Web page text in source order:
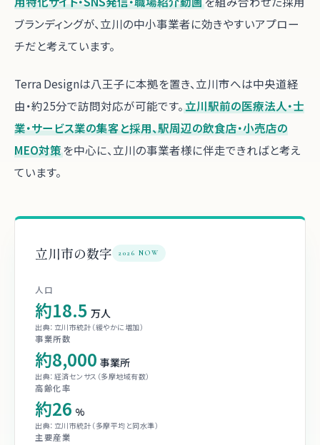
ブランディングが、立川の中小事業者に効きやすいアプロー
チだと考えています。
Terra Designは八王子に本拠を置き、立川市へは中央道経
由・約25分で訪問対応が可能です。立川駅前の医療法人・士
業・サービス業の集客と採用、駅周辺の飲食店・小売店の
MEO対策を中心に、立川の事業者様に伴走できればと考え
ています。
立川市の数字 2026 NOW
人口
約18.5 万人
出典：立川市統計（緩やかに増加）
事業所数
約8,000 事業所
出典：経済センサス（多摩地域有数）
高齢化率
約26 %
出典：立川市統計（多摩平均と同水準）
主要産業